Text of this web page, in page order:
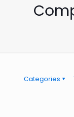
Categories